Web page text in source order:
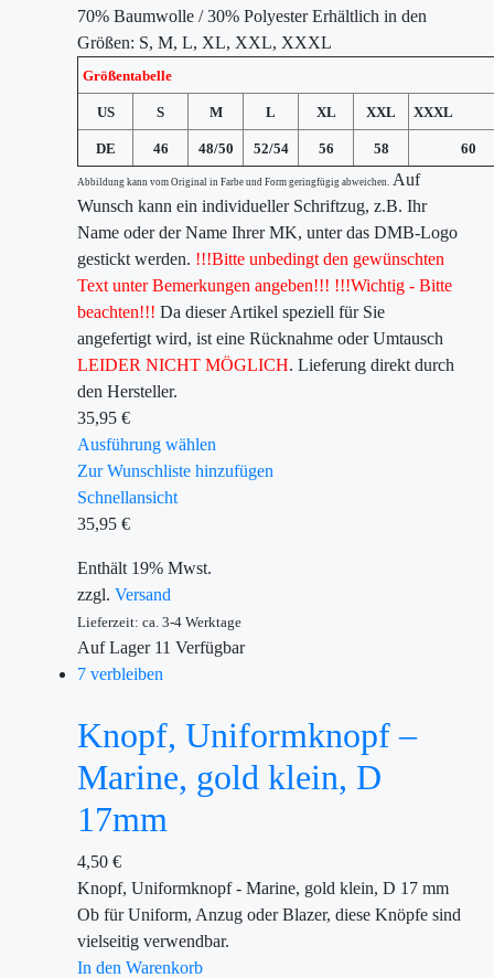
70% Baumwolle / 30% Polyester Erhältlich in den
Größen: S, M, L, XL, XXL, XXXL
Größentabelle
US S M L XL XXL XXXL
DE 46 48/50 52/54 56 58 60
Abbildung kann vom Original in Farbe und Form geringfügig abweichen. Auf
Wunsch kann ein individueller Schriftzug, z.B. Ihr
Name oder der Name Ihrer MK, unter das DMB-Logo
gestickt werden. !!!Bitte unbedingt den gewünschten
Text unter Bemerkungen angeben!!! !!!Wichtig - Bitte
beachten!!! Da dieser Artikel speziell für Sie
angefertigt wird, ist eine Rücknahme oder Umtausch
LEIDER NICHT MÖGLICH. Lieferung direkt durch
den Hersteller.
35,95 €
Ausführung wählen
Zur Wunschliste hinzufügen
Schnellansicht
35,95 €
Enthält 19% Mwst.
zzgl. Versand
Lieferzeit: ca. 3-4 Werktage
Auf Lager11 Verfügbar
7 verbleiben
Knopf, Uniformknopf –
Marine, gold klein, D
17mm
4,50 €
Knopf, Uniformknopf - Marine, gold klein, D 17 mm
Ob für Uniform, Anzug oder Blazer, diese Knöpfe sind
vielseitig verwendbar.
In den Warenkorb